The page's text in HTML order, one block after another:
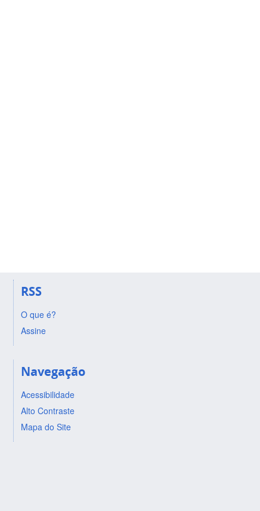
RSS
O que é?
Assine
Navegação
Acessibilidade
Alto Contraste
Mapa do Site